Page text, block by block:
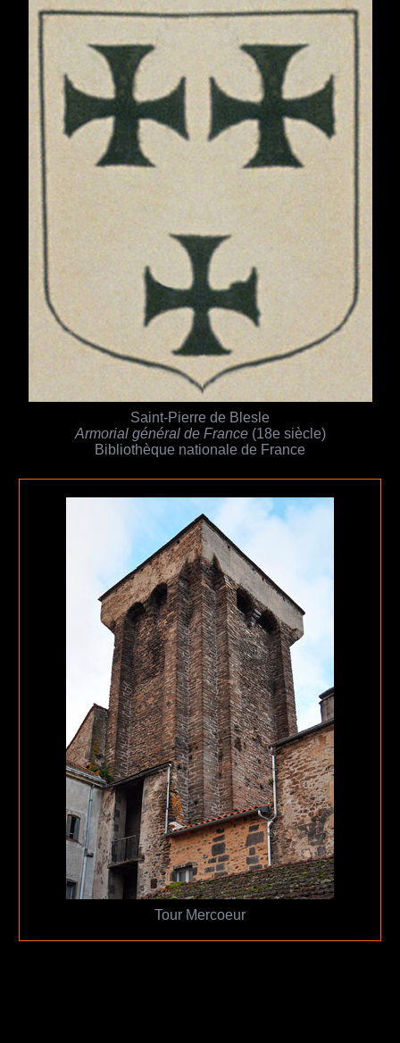
Saint-Pierre de Blesle
Armorial général de France(18e siècle)
Bibliothèque nationale de France
Tour Mercoeur